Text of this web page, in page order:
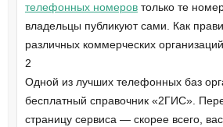
телефонных номеровтолько те
владельцы публикуют сами. Как
различных коммерческих организаций.
2
Одной из лучших телефонных баз
бесплатный справочник «2ГИС».
страницу сервиса — скорее всего,